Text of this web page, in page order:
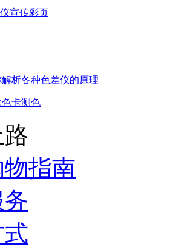
宣传彩页
析各种色差仪的原理
卡测色
指南